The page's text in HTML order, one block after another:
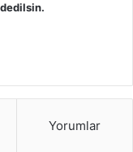
Yorumlar